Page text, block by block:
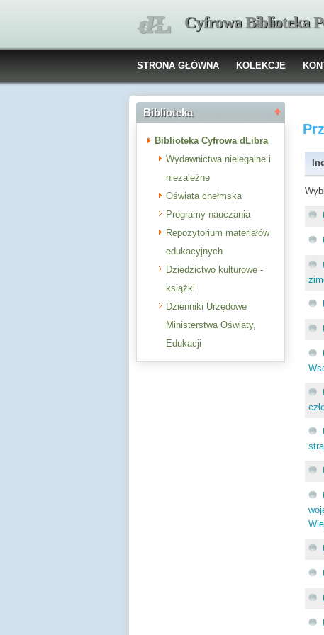
Cyfrowa Biblioteka
STRONA GŁÓWNA KOLEKCJE
Biblioteka
Biblioteka Cyfrowa dLibra
Wydawnictwa nielegalne i
niezależne
Oświata chełmska
Programy nauczania
Repozytorium materiałów
edukacyjnych
Dziedzictwo kulturowe -
książki
Dzienniki Urzędowe
Ministerstwa Oświaty,
Edukacji